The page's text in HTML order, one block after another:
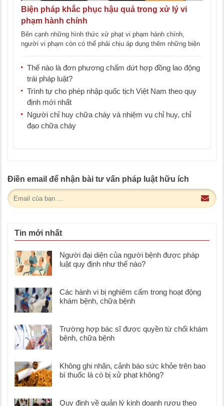
Biện pháp khắc phục hậu quả trong xử lý vi
phạm hành chính
Bên cạnh những hình thức xử phạt vi phạm hành chính,
người vi phạm còn có thể phải chịu áp dụng thêm những biện
Thế nào là đơn phương chấm dứt hợp đồng lao động
trái pháp luật?
Trình tự cho phép nhập quốc tịch Việt Nam theo quy
định mới nhất
Người chỉ huy chữa cháy và nhiệm vụ chỉ huy, chỉ
đạo chữa cháy
Điền email để nhận bài tư vấn pháp luật hữu ích
Tin mới nhất
Người đại diện của người bệnh được pháp
luật quy định như thế nào?
Các hành vi bị nghiêm cấm trong hoạt động
khám bệnh, chữa bệnh
Trường hợp bác sĩ được quyền từ chối khám
bệnh, chữa bệnh
Không ghi nhãn, cảnh báo sức khỏe trên bao
bì thuốc lá có bị xử phạt không?
Quy định về quản lý kinh doanh rượu theo